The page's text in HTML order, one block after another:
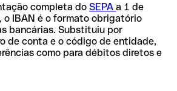
completa do SEPA a 1 de
o IBAN é o formato obrigatório
bancárias. Substituiu por
de conta e o código de entidade,
como para débitos diretos e